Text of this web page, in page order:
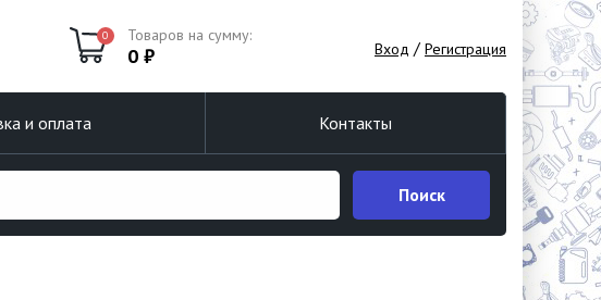
0 Товаров на сумму:
0 ₽ Вход / Регистрация
и оплата Контакты
Поиск